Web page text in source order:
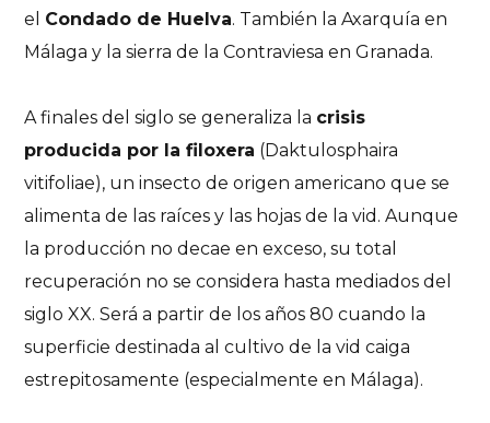
el Condado de Huelva. También la Axarquía en
Málaga y la sierra de la Contraviesa en Granada.
A finales del siglo se generaliza la crisis
producida por la filoxera (Daktulosphaira
vitifoliae), un insecto de origen americano que se
alimenta de las raíces y las hojas de la vid. Aunque
la producción no decae en exceso, su total
recuperación no se considera hasta mediados del
siglo XX. Será a partir de los años 80 cuando la
superficie destinada al cultivo de la vid caiga
estrepitosamente (especialmente en Málaga).